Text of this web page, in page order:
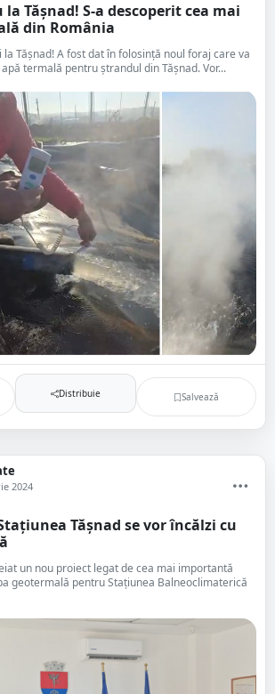
la Tășnad! S-a descoperit cea mai
din România
Tășnad! A fost dat în folosință noul foraj care va
termală pentru ștrandul din Tășnad. Vor...
Distribuie Salvează
2024
Tășnad se vor încălzi cu
un nou proiect legat de cea mai importantă
geotermală pentru Stațiunea Balneoclimaterică